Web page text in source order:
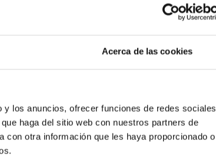
Acerca de las cookies
los anuncios, ofrecer funciones de redes sociales
haga del sitio web con nuestros partners de
con otra información que les haya proporcionado o
es un homenaje a
ingente trabajo fue
a todas las
vocaciones
del Año
para público general.
del teatro,